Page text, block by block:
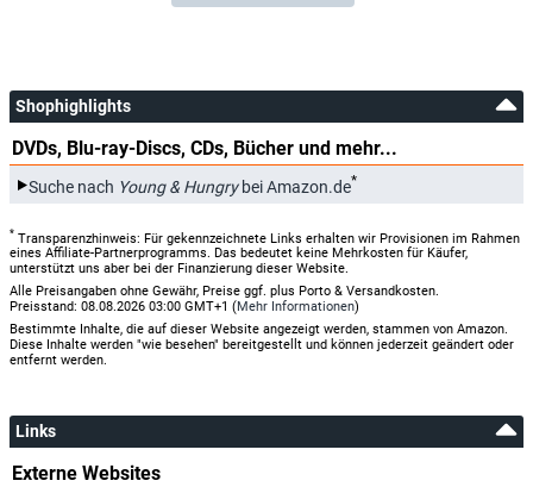
Shophighlights
DVDs, Blu-ray-Discs, CDs, Bücher und mehr...
Suche nach Young & Hungrybei Amazon.de*
* Transparenzhinweis: Für gekennzeichnete Links erhalten wir Provisionen im Rahmen
eines Affiliate-Partnerprogramms. Das bedeutet keine Mehrkosten für Käufer,
unterstützt uns aber bei der Finanzierung dieser Website.
Alle Preisangaben ohne Gewähr, Preise ggf. plus Porto & Versandkosten.
Preisstand: 08.08.2026 03:00 GMT+1 (Mehr Informationen)
Bestimmte Inhalte, die auf dieser Website angezeigt werden, stammen von Amazon.
Diese Inhalte werden "wie besehen" bereitgestellt und können jederzeit geändert oder
entfernt werden.
Links
Externe Websites